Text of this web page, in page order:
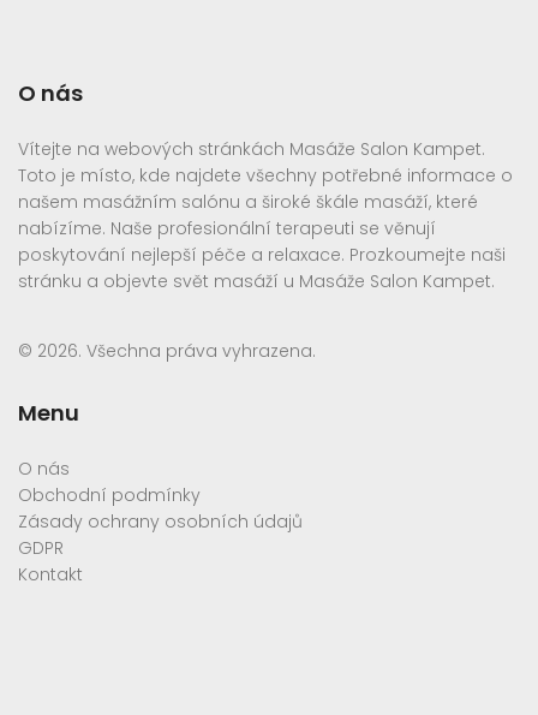
O nás
Vítejte na webových stránkách Masáže Salon Kampet.
Toto je místo, kde najdete všechny potřebné informace o
našem masážním salónu a široké škále masáží, které
nabízíme. Naše profesionální terapeuti se věnují
poskytování nejlepší péče a relaxace. Prozkoumejte naši
stránku a objevte svět masáží u Masáže Salon Kampet.
© 2026. Všechna práva vyhrazena.
Menu
O nás
Obchodní podmínky
Zásady ochrany osobních údajů
GDPR
Kontakt